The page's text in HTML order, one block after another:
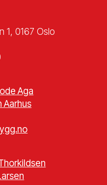
1, 0167 Oslo
Aga
Aarhus